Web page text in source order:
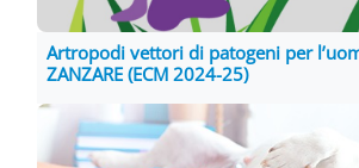
Artropodi vettori di patogeni per
ZANZARE (ECM 2024-25)